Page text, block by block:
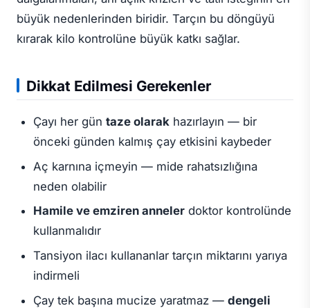
büyük nedenlerinden biridir. Tarçın bu döngüyü
kırarak kilo kontrolüne büyük katkı sağlar.
Dikkat Edilmesi Gerekenler
Çayı her gün taze olarakhazırlayın — bir
önceki günden kalmış çay etkisini kaybeder
Aç karnına içmeyin — mide rahatsızlığına
neden olabilir
Hamile ve emziren annelerdoktor kontrolünde
kullanmalıdır
Tansiyon ilacı kullananlar tarçın miktarını yarıya
indirmeli
Çay tek başına mucize yaratmaz — dengeli